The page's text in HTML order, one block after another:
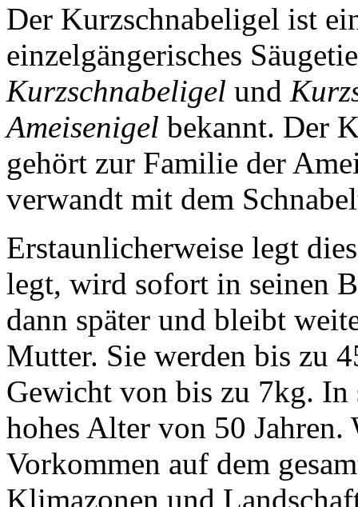
Der Kurzschnabeligel ist
einzelgängerisches
Kurzschnabeligel und
Ameisenigel bekannt. Der
gehört zur Familie der
verwandt mit dem
Erstaunlicherweise legt
legt, wird sofort in seinen
dann später und bleibt
Mutter. Sie werden bis zu
Gewicht von bis zu 7kg. In
hohes Alter von 50
Vorkommen auf dem
Klimazonen und